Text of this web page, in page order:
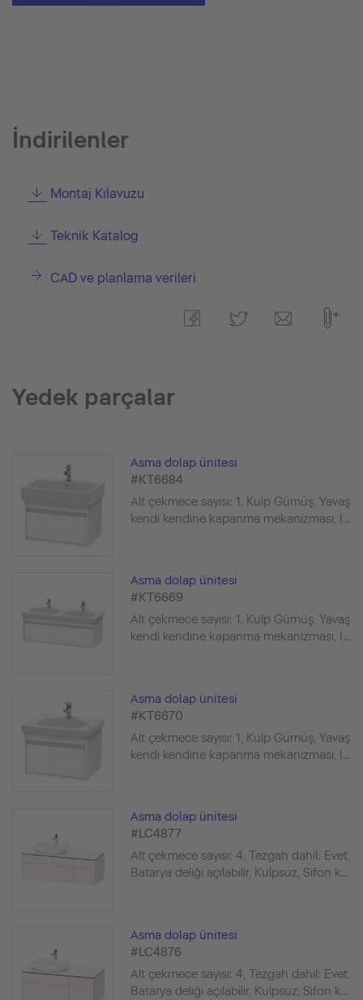
İndirilenler
Montaj Kılavuzu
Teknik Katalog
CAD ve planlama verileri
Yedek parçalar
Asma dolap ünitesi
#KT6684
Alt çekmece sayısı: 1, Kulp Gümüş, Yavaş
kendi kendine kapanma mekanizması, İ...
Asma dolap ünitesi
#KT6669
Alt çekmece sayısı: 1, Kulp Gümüş, Yavaş
kendi kendine kapanma mekanizması, İ...
Asma dolap ünitesi
#KT6670
Alt çekmece sayısı: 1, Kulp Gümüş, Yavaş
kendi kendine kapanma mekanizması, İ...
Asma dolap ünitesi
#LC4877
Alt çekmece sayısı: 4, Tezgah dahil: Evet,
Batarya deliği açılabilir, Kulpsuz, Sifon k...
Asma dolap ünitesi
#LC4876
Alt çekmece sayısı: 4, Tezgah dahil: Evet,
Batarya deliği açılabilir, Kulpsuz, Sifon k...